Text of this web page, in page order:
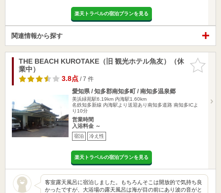
楽天トラベルの宿泊プランを見る
関連情報から探す
お気に入
りに追加
THE BEACH KUROTAKE（旧 観光ホテル魚友）（休
業中）
3.8点/ 7 件
愛知県 / 知多郡南知多町 / 南知多温泉郷
美浜緑苑駅6.19km 内海駅1.60km
名鉄知多新線 内海駅より送迎あり南知多道路 南知多ICよ
り10分
営業時間
入浴料金 ～
宿泊 冷え性
楽天トラベルの宿泊プランを見る
客室露天風呂に宿泊しました。もちろんそこは開放的で気持ち良
かったですが、大浴場の露天風呂は海が目の前にあり波の音がと